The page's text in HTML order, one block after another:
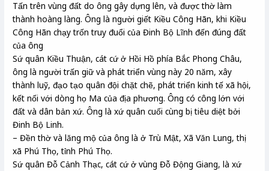
Tấn trên vùng đất do ông gây dựng lên, và được thờ làm
thành hoàng làng. Ông là người giết Kiều Công Hãn, khi Kiều
Công Hãn chạy trốn truy đuổi của Đinh Bộ Lĩnh đến đúng đất
của ông
Sứ quân Kiều Thuận, cát cứ ở Hồi Hồ phía Bắc Phong Châu,
ông là người trấn giữ và phát triển vùng này 20 năm, xây
thành luỹ, đạo tạo quân đội chặt chẽ, phát triển kinh tế xã hội,
kết nối với dòng họ Ma của địa phương. Ông có công lớn với
đất và dân bản xứ. Ông là xứ quân cuối cùng bị tiêu diệt bởi
Đinh Bộ Linh.
– Đền thờ và lăng mộ của ông là ở Trù Mật, Xã Văn Lung, thị
xã Phú Thọ, tỉnh Phú Thọ.
Sứ quân Đỗ Cảnh Thạc, cát cứ ở vùng Đỗ Động Giang, là xứ